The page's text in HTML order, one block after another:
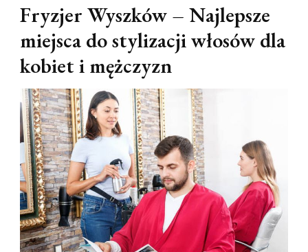
Fryzjer Wyszków – Najlepsze
miejsca do stylizacji włosów dla
kobiet i mężczyzn